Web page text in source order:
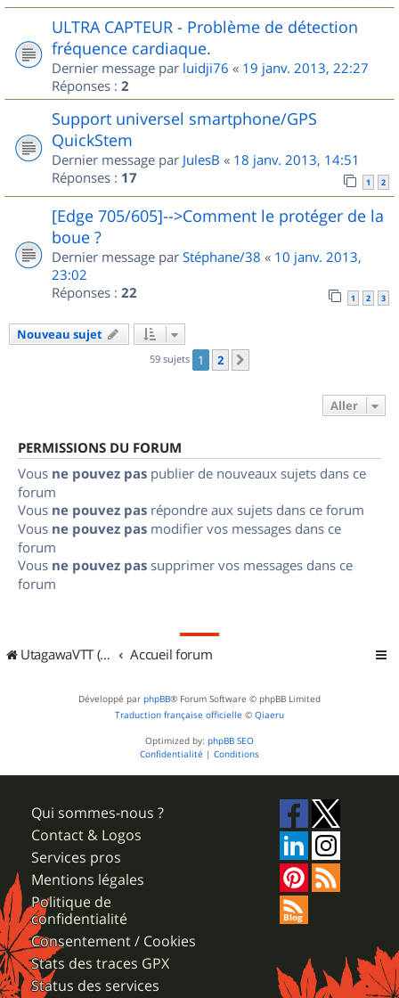
ULTRA CAPTEUR - Problème de détection
fréquence cardiaque.
Dernier message par luidji76 « 19 janv. 2013, 22:27
Réponses : 2
Support universel smartphone/GPS
QuickStem
Dernier message par JulesB « 18 janv. 2013, 14:51
Réponses : 17 1 2
[Edge 705/605]-->Comment le protéger de la
boue ?
Dernier message par Stéphane/38 « 10 janv. 2013,
23:02
Réponses : 22 1 2 3
Nouveau sujet
59 sujets 1 2
Aller
PERMISSIONS DU FORUM
Vous ne pouvez pas publier de nouveaux sujets dans ce
forum
Vous ne pouvez pas répondre aux sujets dans ce forum
Vous ne pouvez pas modifier vos messages dans ce
forum
Vous ne pouvez pas supprimer vos messages dans ce
forum
UtagawaVTT (Randos VTT et VTTAE avec traces GPS) Accueil forum
Développé par phpBB® Forum Software © phpBB Limited
Traduction française officielle © Qiaeru
Optimized by: phpBB SEO
Confidentialité | Conditions
Qui sommes-nous ?
Contact & Logos
Services pros
Mentions légales
Politique de
confidentialité
Consentement / Cookies
Stats des traces GPX
Status des services